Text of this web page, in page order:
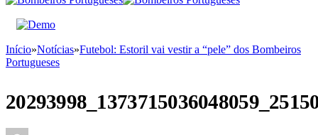
Início»Notícias»Futebol: Estoril vai vestir a “pele” dos Bombeiros
Portugueses